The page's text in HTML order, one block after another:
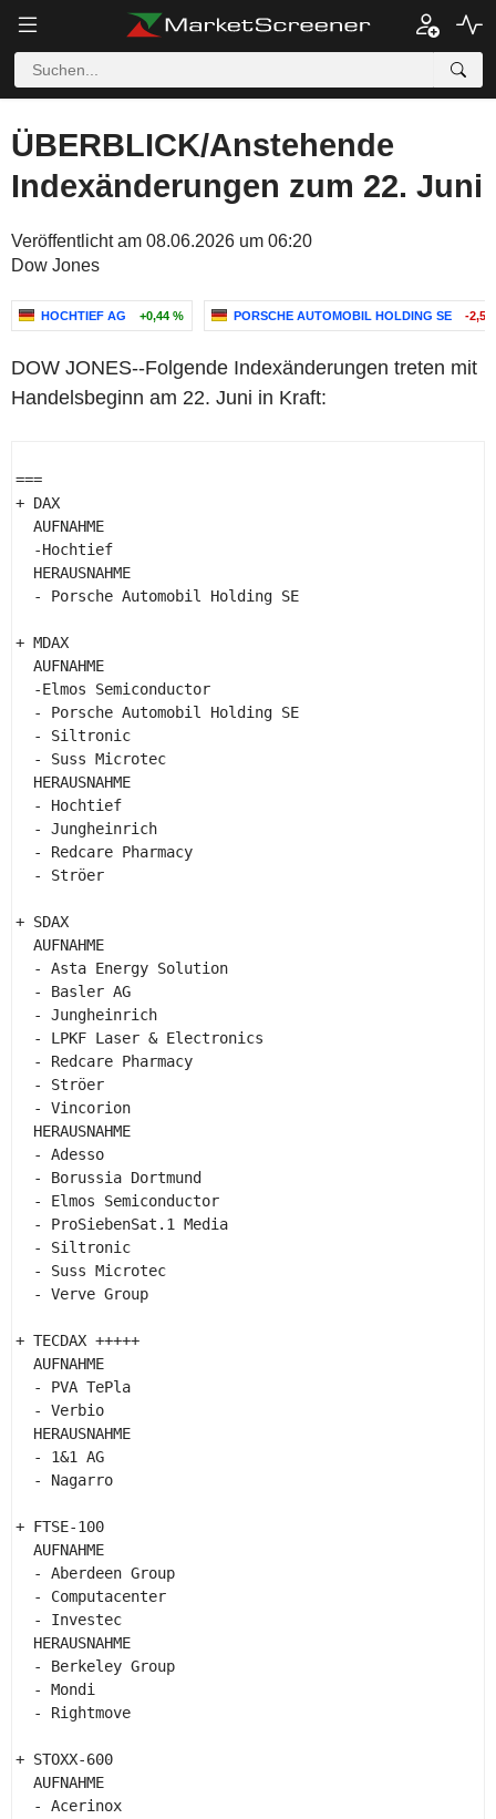
ÜBERBLICK/Anstehende
Indexänderungen zum 22. Juni
Veröffentlicht am 08.06.2026 um 06:20
Dow Jones
HOCHTIEF AG +0,44 % PORSCHE AUTOMOBIL HOLDING SE -2,57
DOW JONES--Folgende Indexänderungen treten mit
Handelsbeginn am 22. Juni in Kraft:
===
+ DAX
  AUFNAHME
  -Hochtief
  HERAUSNAHME
  - Porsche Automobil Holding SE
+ MDAX
  AUFNAHME
  -Elmos Semiconductor
  - Porsche Automobil Holding SE
  - Siltronic
  - Suss Microtec
  HERAUSNAHME
  - Hochtief
  - Jungheinrich
  - Redcare Pharmacy
  - Ströer
+ SDAX
  AUFNAHME
  - Asta Energy Solution
  - Basler AG
  - Jungheinrich
  - LPKF Laser & Electronics
  - Redcare Pharmacy
  - Ströer
  - Vincorion
  HERAUSNAHME
  - Adesso
  - Borussia Dortmund
  - Elmos Semiconductor
  - ProSiebenSat.1 Media
  - Siltronic
  - Suss Microtec
  - Verve Group
+ TECDAX +++++
  AUFNAHME
  - PVA TePla
  - Verbio
  HERAUSNAHME
  - 1&1 AG
  - Nagarro
+ FTSE-100
  AUFNAHME
  - Aberdeen Group
  - Computacenter
  - Investec
  HERAUSNAHME
  - Berkeley Group
  - Mondi
  - Rightmove
+ STOXX-600
  AUFNAHME
  - Acerinox